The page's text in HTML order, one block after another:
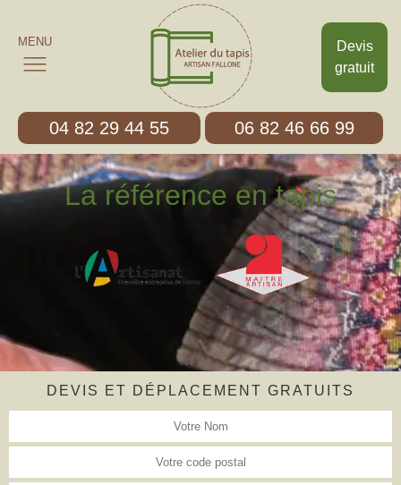
Devis
gratuit
MENU
04 82 29 44 55 06 82 46 66 99
La référence en tapis
DEVIS ET DÉPLACEMENT GRATUITS